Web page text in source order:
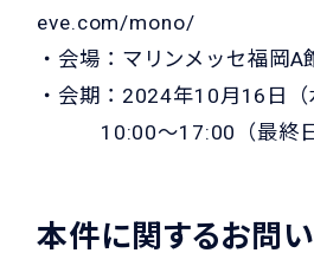
eve.com/mono/
・会場：マリンメッセ福岡A
・会期：2024年10月16日（
10:00～17:00（最終日
本件に関するお問